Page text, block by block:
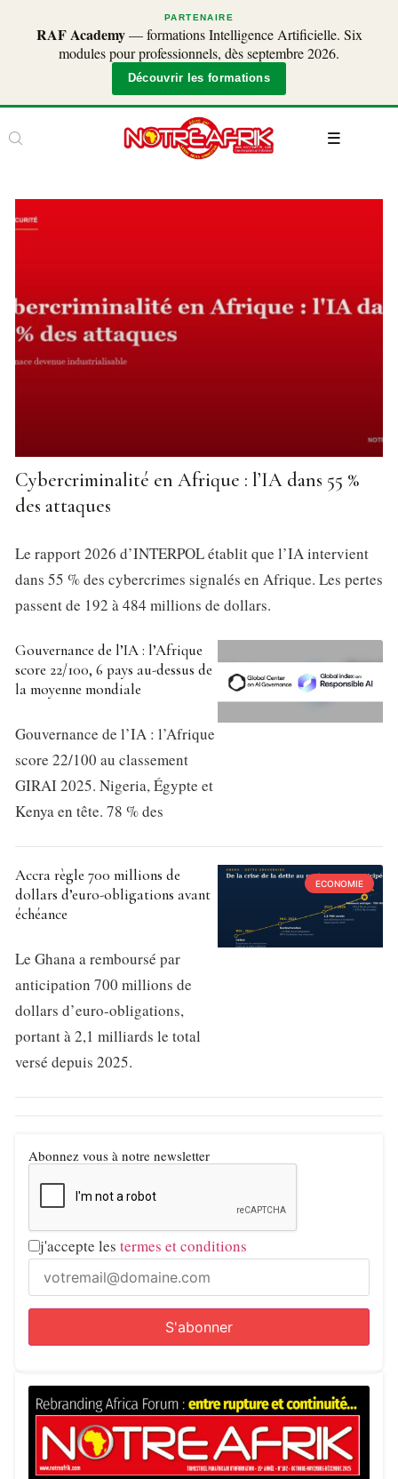
PARTENAIRE
RAF Academy— formations Intelligence Artificielle. Six
modules pour professionnels, dès septembre 2026.
Découvrir les formations
Cybercriminalité en Afrique : l’IA dans 55 %
des attaques
Le rapport 2026 d’INTERPOL établit que l’IA intervient
dans 55 % des cybercrimes signalés en Afrique. Les pertes
passent de 192 à 484 millions de dollars.
Gouvernance de l’IA : l’Afrique
score 22/100, 6 pays au-dessus de
la moyenne mondiale
Gouvernance de l’IA : l’Afrique
score 22/100 au classement
GIRAI 2025. Nigeria, Égypte et
Kenya en tête. 78 % des
ECONOMIE
Accra règle 700 millions de
dollars d’euro-obligations avant
échéance
Le Ghana a remboursé par
anticipation 700 millions de
dollars d’euro-obligations,
portant à 2,1 milliards le total
versé depuis 2025.
Abonnez vous à notre newsletter
j'accepte les termes et conditions